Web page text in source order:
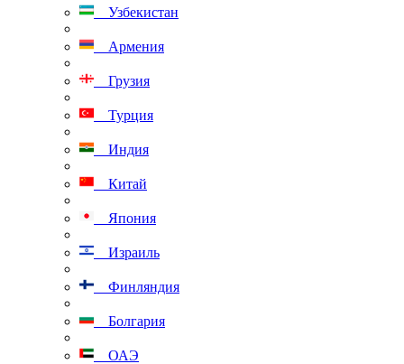
Узбекистан
Армения
Грузия
Турция
Индия
Китай
Япония
Израиль
Финляндия
Болгария
ОАЭ